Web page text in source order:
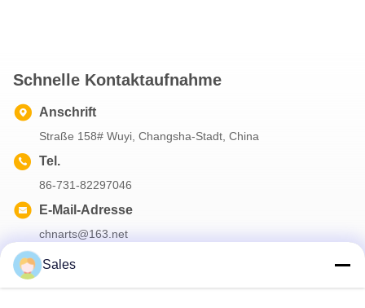
Schnelle Kontaktaufnahme
Anschrift
Straße 158# Wuyi, Changsha-Stadt, China
Tel.
86-731-82297046
E-Mail-Adresse
chnarts@163.net
Sales